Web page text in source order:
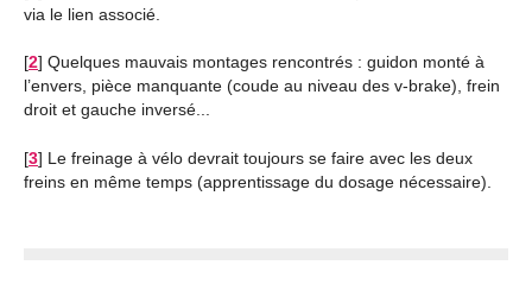
via le lien associé.
[2] Quelques mauvais montages rencontrés : guidon monté à
l’envers, pièce manquante (coude au niveau des v-brake), frein
droit et gauche inversé...
[3] Le freinage à vélo devrait toujours se faire avec les deux
freins en même temps (apprentissage du dosage nécessaire).